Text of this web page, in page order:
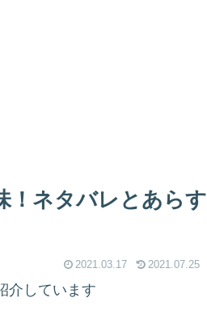
！ネタバレとあらす
2021.03.17 2021.07.25
介しています